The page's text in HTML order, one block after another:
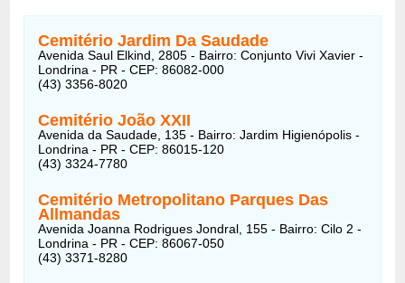
Cemitério Jardim Da Saudade
Avenida Saul Elkind, 2805 - Bairro: Conjunto Vivi Xavier -
Londrina - PR - CEP: 86082-000
(43) 3356-8020
Cemitério João XXII
Avenida da Saudade, 135 - Bairro: Jardim Higienópolis -
Londrina - PR - CEP: 86015-120
(43) 3324-7780
Cemitério Metropolitano Parques Das
Allmandas
Avenida Joanna Rodrigues Jondral, 155 - Bairro: Cilo 2 -
Londrina - PR - CEP: 86067-050
(43) 3371-8280